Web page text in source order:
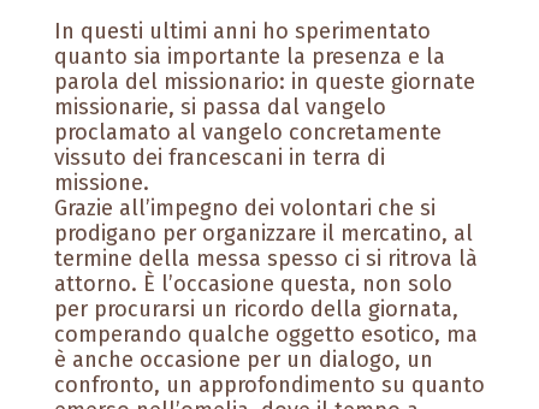
In questi ultimi anni ho sperimentato
quanto sia importante la presenza e la
parola del missionario: in queste giornate
missionarie, si passa dal vangelo
proclamato al vangelo concretamente
vissuto dei francescani in terra di
missione.
Grazie all’impegno dei volontari che si
prodigano per organizzare il mercatino, al
termine della messa spesso ci si ritrova là
attorno. È l’occasione questa, non solo
per procurarsi un ricordo della giornata,
comperando qualche oggetto esotico, ma
è anche occasione per un dialogo, un
confronto, un approfondimento su quanto